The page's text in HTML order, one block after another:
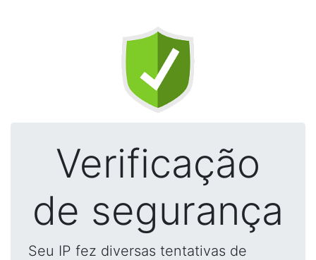
Verificação
de segurança
Seu IP fez diversas tentativas de